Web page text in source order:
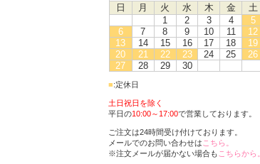
日
月 火 水 木 金
土
1
2 3 4
5
6
7 8 9 10 11
12
13
14 15 16 17 18
19
20
21 22 23 24 25
26
27
28 29 30
■:定休日
土日祝日を除く
平日の10:00～17:00で営業しております。
ご注文は24時間受け付けております。
メールでのお問い合わせは こちら。
※注文メールが届かない場合も こちらから。